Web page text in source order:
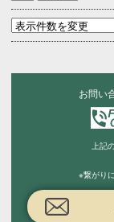
お問い
上記
※繋がり